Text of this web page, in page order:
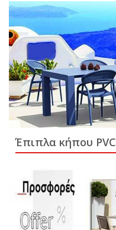
Έπιπλα κήπου PVC